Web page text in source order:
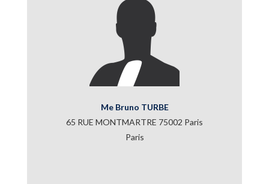
Me Bruno TURBE
65 RUE MONTMARTRE 75002 Paris
Paris